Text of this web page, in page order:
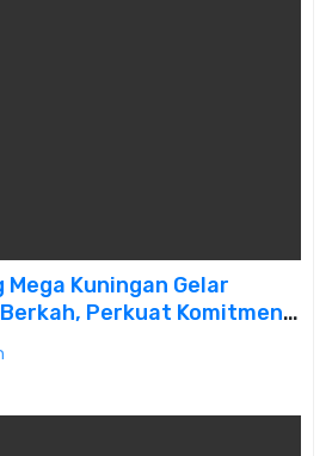
Mega Kuningan Gelar
Perkuat Komitmen
Kepada Masyarakat
Kuningan